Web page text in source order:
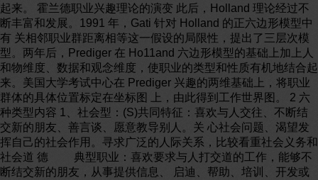
起来。 霍兰德职业兴趣理论的演变 此后，Holland 理论经过不
断丰富和发展。1991 年，Gati 针对 Holland 的正六边形模型中
有 关相邻职业群距离相等这一假设的局限性，提出了三层次模
型。两年后，Prediger 在 Ho11and 六边形模型的基础上加上人
和物维度、数据和观念维度，使职业的类型和性质有机地结合起
来。美国大学考试中心在 Prediger 兴趣的两维基础上，将职业
群体的具体位置标定在坐标图 上，由此得到工作世界图。 2 六
种类型内容 1、社会型：(S)共同特征：喜欢与人交往、不断结
交新的朋友、善言谈、愿意教导别人。关 心社会问题、渴望发
挥自己的社会作用。寻求广泛的人际关系，比较看重社会义务和
社会道 德 典型职业：喜欢要求与人打交道的工作，能够不
断结交新的朋友，从事提供信息、 启迪、帮助、培训、开发或